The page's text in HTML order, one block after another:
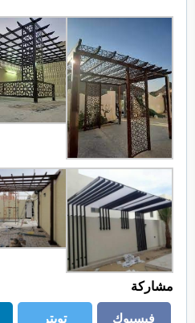
مشاركة
فيسبوك
تويتر